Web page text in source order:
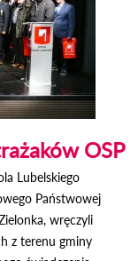
OSP
Lubelskiego
Państwowej
wręczyli
z terenu gminy